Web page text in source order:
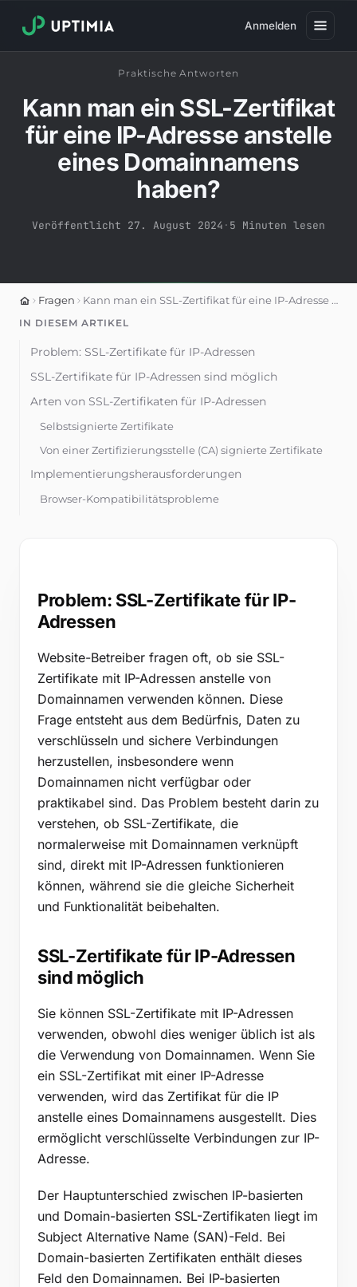
Anmelden
Verfügbarkeits-Monitoring
Geschwindigkeits-Monitoring
Real User Monitoring
Web-Transaktions-Monitoring
SSL-Monitoring
Viren-Monitoring
Öffentliche Statusseite
Kostenlose Tools
Kontaktieren Sie uns
Wissensdatenbank
Praktische Antworten
Kann man ein SSL-Zertifikat
für eine IP-Adresse anstelle
eines Domainnamens
haben?
Veröffentlicht 27. August 2024 · 5 Minuten lesen
Fragen Kann man ein SSL-Zertifikat für eine IP-Adresse anstelle eines Domainnamens haben?
IN DIESEM ARTIKEL
Problem: SSL-Zertifikate für IP-Adressen
SSL-Zertifikate für IP-Adressen sind möglich
Arten von SSL-Zertifikaten für IP-Adressen
Selbstsignierte Zertifikate
Von einer Zertifizierungsstelle (CA) signierte Zertifikate
Implementierungsherausforderungen
Browser-Kompatibilitätsprobleme
Wildcard-Zertifikate für mehrere IP-Adressen
Problem: SSL-Zertifikate für IP-
Adressen
Website-Betreiber fragen oft, ob sie SSL-
Zertifikate mit IP-Adressen anstelle von
Domainnamen verwenden können. Diese
Frage entsteht aus dem Bedürfnis, Daten zu
verschlüsseln und sichere Verbindungen
herzustellen, insbesondere wenn
Domainnamen nicht verfügbar oder
praktikabel sind. Das Problem besteht darin zu
verstehen, ob SSL-Zertifikate, die
normalerweise mit Domainnamen verknüpft
sind, direkt mit IP-Adressen funktionieren
können, während sie die gleiche Sicherheit
und Funktionalität beibehalten.
SSL-Zertifikate für IP-Adressen
sind möglich
Sie können SSL-Zertifikate mit IP-Adressen
verwenden, obwohl dies weniger üblich ist als
die Verwendung von Domainnamen. Wenn Sie
ein SSL-Zertifikat mit einer IP-Adresse
verwenden, wird das Zertifikat für die IP
anstelle eines Domainnamens ausgestellt. Dies
ermöglicht verschlüsselte Verbindungen zur IP-
Adresse.
Der Hauptunterschied zwischen IP-basierten
und Domain-basierten SSL-Zertifikaten liegt im
Subject Alternative Name (SAN)-Feld. Bei
Domain-basierten Zertifikaten enthält dieses
Feld den Domainnamen. Bei IP-basierten